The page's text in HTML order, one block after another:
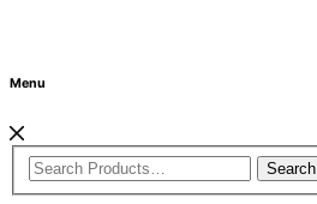
Menu
Search